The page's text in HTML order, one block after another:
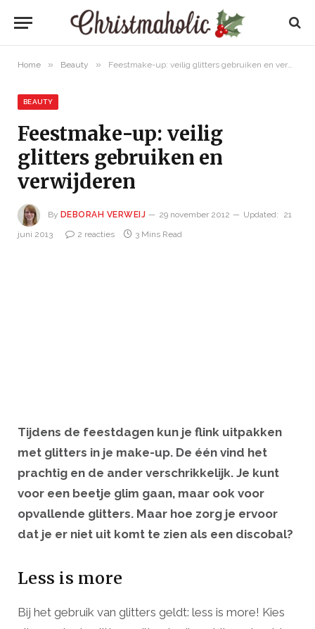
Home » Beauty » Feestmake-up: veilig glitters gebruiken en verwijderen
BEAUTY
Feestmake-up: veilig
glitters gebruiken en
verwijderen
By DEBORAH VERWEIJ 29 november 2012 Updated:
21
juni 2013
2 reacties 3 Mins Read
Tijdens de feestdagen kun je flink uitpakken
met glitters in je make-up. De één vind het
prachtig en de ander verschrikkelijk. Je kunt
voor een beetje glim gaan, maar ook voor
opvallende glitters. Maar hoe zorg je ervoor
dat je er niet uit komt te zien als een discobal?
Less is more
Bij het gebruik van glitters geldt: less is more! Kies